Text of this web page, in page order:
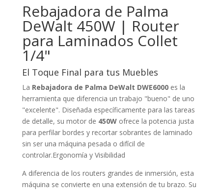
Rebajadora de Palma
DeWalt 450W | Router
para Laminados Collet
1/4"
El Toque Final para tus Muebles
La Rebajadora de Palma DeWalt DWE6000es la
herramienta que diferencia un trabajo "bueno" de uno
"excelente". Diseñada específicamente para las tareas
de detalle, su motor de 450Wofrece la potencia justa
para perfilar bordes y recortar sobrantes de laminado
sin ser una máquina pesada o difícil de
controlar.Ergonomía y Visibilidad
A diferencia de los routers grandes de inmersión, esta
máquina se convierte en una extensión de tu brazo. Su